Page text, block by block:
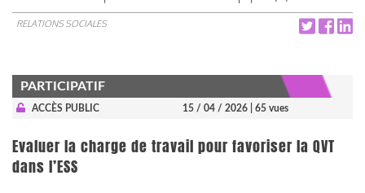
RELATIONS SOCIALES
PARTICIPATIF
ACCÈS PUBLIC 15 / 04 / 2026 | 65 vues
Evaluer la charge de travail pour favoriser la QVT
dans l’ESS